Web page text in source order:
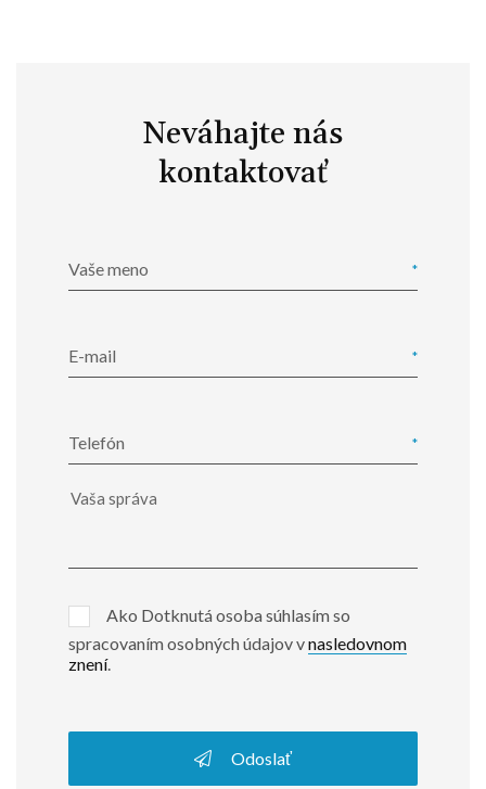
Neváhajte nás
kontaktovať
Vaše meno
E-mail
Telefón
Ako Dotknutá osoba súhlasím so
spracovaním osobných údajov vnasledovnom
znení.
Odoslať